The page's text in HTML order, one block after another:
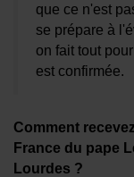
que ce n'est
se prépare à
on fait tout
est confirmée.
Comment
France du pape
Lourdes ?